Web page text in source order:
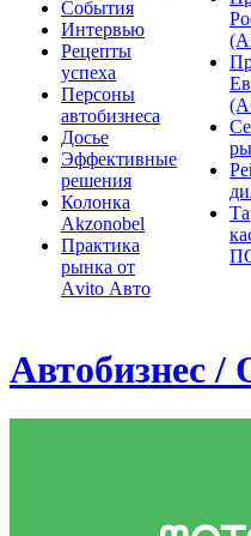
События
Интервью
Рецепты
успеха
Персоны
автобизнеса
Досье
Эффективные
решения
Колонка
Akzonobel
Практика
рынка от
Аvito Авто
Автобизнес /